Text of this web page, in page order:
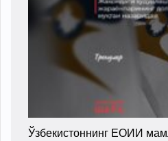
Ўзбекистоннинг ЕОИИ